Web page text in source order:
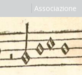
Associazione